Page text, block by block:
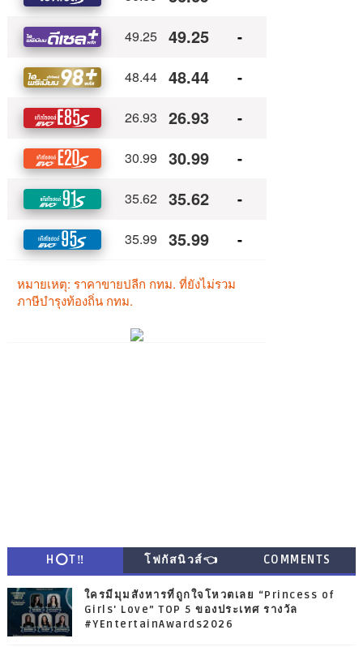
H⭕T‼ โฟกัสนิวส์👈 COMMENTS
ใครมีมุมสังหารที่ถูกใจโหวตเลย “Princess of
Girls' Love” TOP 5 ของประเทศ รางวัล
#YEntertainAwards2026